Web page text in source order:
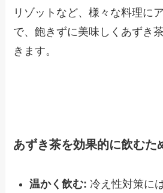
リゾットなど、様々な料理に
で、飽きずに美味しくあずき
きます。
あずき茶を効果的に飲むた
温かく飲む: 冷え性対策に